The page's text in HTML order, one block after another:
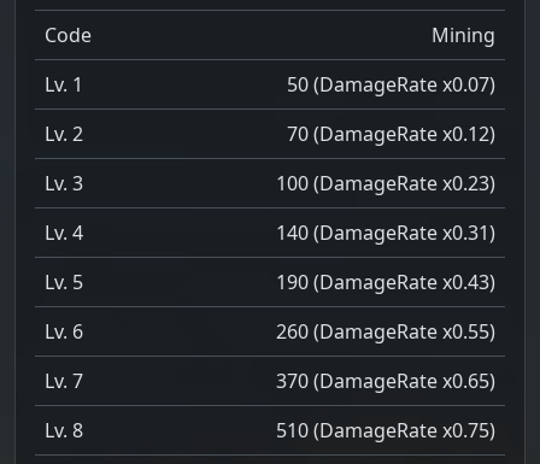
Code
Mining
Lv. 1
50 (DamageRate x0.07)
Lv. 2
70 (DamageRate x0.12)
Lv. 3
100 (DamageRate x0.23)
Lv. 4
140 (DamageRate x0.31)
Lv. 5
190 (DamageRate x0.43)
Lv. 6
260 (DamageRate x0.55)
Lv. 7
370 (DamageRate x0.65)
Lv. 8
510 (DamageRate x0.75)